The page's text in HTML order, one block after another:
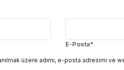
E-Posta*
üzere adımı, e-posta adresimi ve